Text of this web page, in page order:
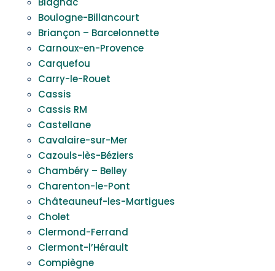
Boulogne-Billancourt
Briançon – Barcelonnette
Carnoux-en-Provence
Carquefou
Carry-le-Rouet
Cassis
Cassis RM
Castellane
Cavalaire-sur-Mer
Cazouls-lès-Béziers
Chambéry – Belley
Charenton-le-Pont
Châteauneuf-les-Martigues
Cholet
Clermond-Ferrand
Clermont-l’Hérault
Compiègne